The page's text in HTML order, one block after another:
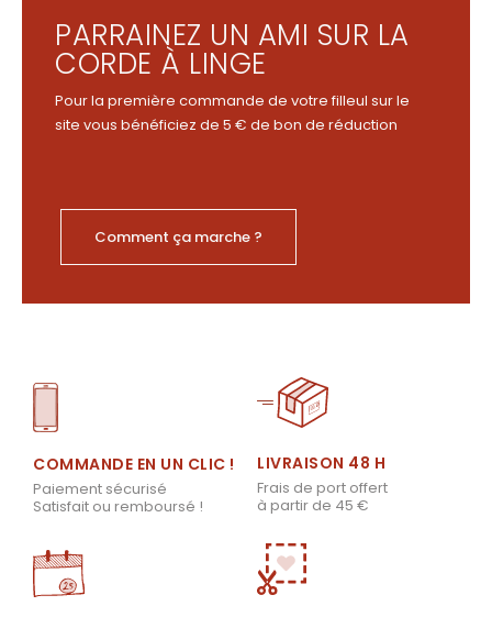
PARRAINEZ UN AMI SUR LA
CORDE À LINGE
Pour la première commande de votre filleul sur le
site vous bénéficiez de 5 € de bon de réduction
Comment ça marche ?
COMMANDE EN UN CLIC !
Paiement sécurisé
Satisfait ou remboursé !
LIVRAISON 48 H
Frais de port offert
à partir de 45 €